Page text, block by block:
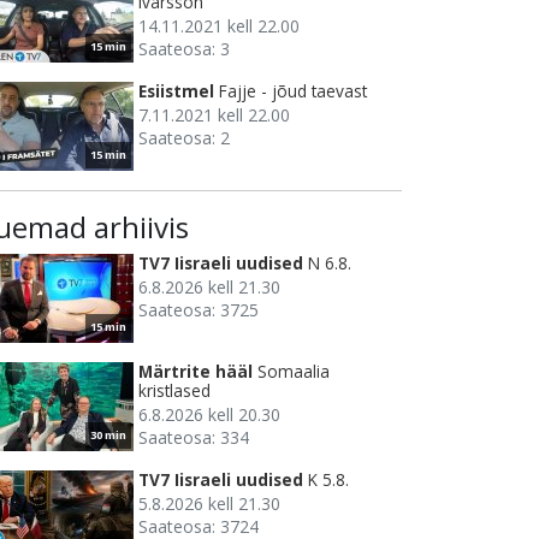
15 min
14.11.2021 kell 22.00
Saateosa: 3
15 min
Esiistmel Fajje - jõud taevast
7.11.2021 kell 22.00
Saateosa: 2
arhiivis
15 min
TV7 Iisraeli uudised N 6.8.
6.8.2026 kell 21.30
Saateosa: 3725
30 min
Märtrite hääl Somaalia
kristlased
6.8.2026 kell 20.30
Saateosa: 334
TV7 Iisraeli uudised K 5.8.
5.8.2026 kell 21.30
Saateosa: 3724